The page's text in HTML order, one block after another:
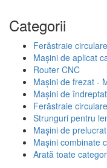
Categorii
Ferăstraie
Mașini de aplicat
Router CNC
Mașini de frezat -
Mașini de
Ferăstraie
Strunguri pentru
Mașini de
Mașini combinate
Arată toate